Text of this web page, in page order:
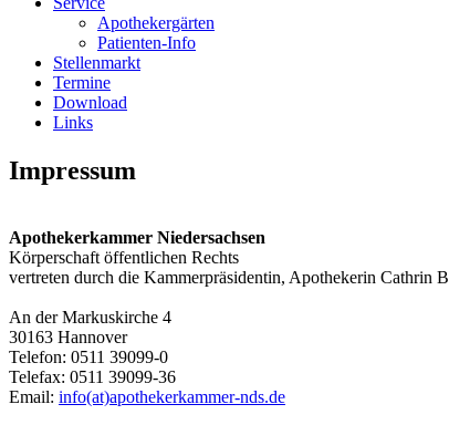
Apothekergärten
Patienten-Info
Stellenmarkt
Termine
Download
Links
Impressum
Apothekerkammer Niedersachsen
Körperschaft öffentlichen Rechts
vertreten durch die Kammerpräsidentin, Apothekerin Cathrin
An der Markuskirche 4
30163 Hannover
Telefon: 0511 39099-0
Telefax: 0511 39099-36
Email: info(at)apothekerkammer-nds.de